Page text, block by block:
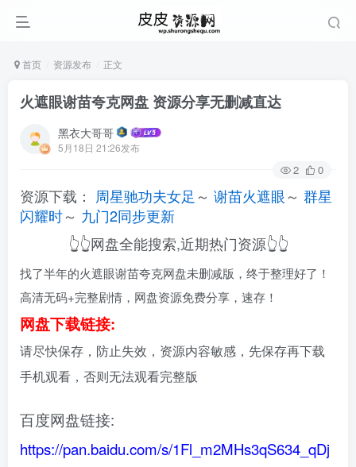
首页 资源发布 正文
火遮眼谢苗夸克网盘 资源分享无删减直达
黑衣大哥哥
5月18日 21:26发布
2 0
资源下载： 周星驰功夫女足 ～ 谢苗火遮眼～ 群星
闪耀时～ 九门2同步更新
👆👆网盘全能搜索,近期热门资源👆👆
找了半年的火遮眼谢苗夸克网盘未删减版，终于整理好了！
高清无码+完整剧情，网盘资源免费分享，速存！
网盘下载链接:
请尽快保存，防止失效，资源内容敏感，先保存再下载
手机观看，否则无法观看完整版
百度网盘链接:
https://pan.baidu.com/s/1Fl_m2MHs3qS634_qDj